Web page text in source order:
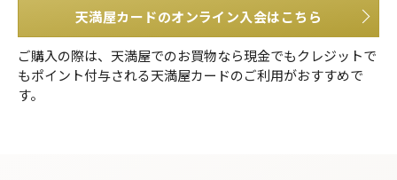
天満屋カードのオンライン入会はこちら
ご購入の際は、天満屋でのお買物なら現金でもクレジットで
もポイント付与される天満屋カードのご利用がおすすめで
す。